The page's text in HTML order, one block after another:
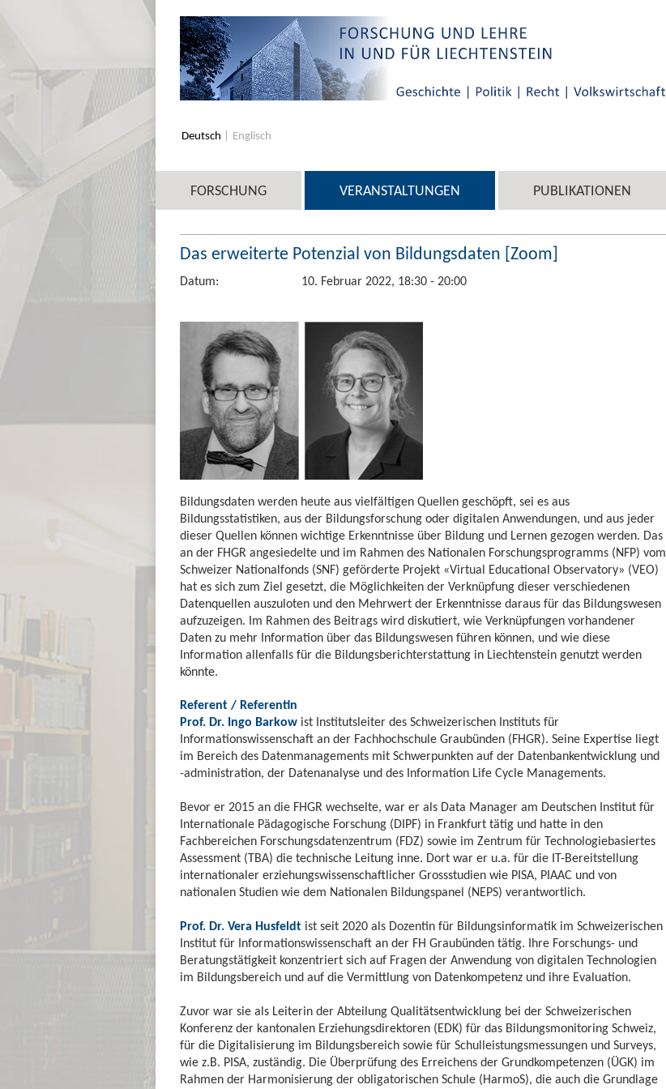
Deutsch Englisch
FORSCHUNG VERANSTALTUNGEN PUBLIKATIONEN
Das erweiterte Potenzial von Bildungsdaten [Zoom]
Datum: 10. Februar 2022, 18:30 - 20:00
Bildungsdaten werden heute aus vielfältigen Quellen geschöpft, sei es aus
Bildungsstatistiken, aus der Bildungsforschung oder digitalen Anwendungen, und aus jeder
dieser Quellen können wichtige Erkenntnisse über Bildung und Lernen gezogen werden. Das
an der FHGR angesiedelte und im Rahmen des Nationalen Forschungsprogramms (NFP) vom
Schweizer Nationalfonds (SNF) geförderte Projekt «Virtual Educational Observatory» (VEO)
hat es sich zum Ziel gesetzt, die Möglichkeiten der Verknüpfung dieser verschiedenen
Datenquellen auszuloten und den Mehrwert der Erkenntnisse daraus für das Bildungswesen
aufzuzeigen. Im Rahmen des Beitrags wird diskutiert, wie Verknüpfungen vorhandener
Daten zu mehr Information über das Bildungswesen führen können, und wie diese
Information allenfalls für die Bildungsberichterstattung in Liechtenstein genutzt werden
könnte.
Referent / Referentin
Prof. Dr. Ingo Barkow ist Institutsleiter des Schweizerischen Instituts für
Informationswissenschaft an der Fachhochschule Graubünden (FHGR). Seine Expertise liegt
im Bereich des Datenmanagements mit Schwerpunkten auf der Datenbankentwicklung und
-administration, der Datenanalyse und des Information Life Cycle Managements.
Bevor er 2015 an die FHGR wechselte, war er als Data Manager am Deutschen Institut für
Internationale Pädagogische Forschung (DIPF) in Frankfurt tätig und hatte in den
Fachbereichen Forschungsdatenzentrum (FDZ) sowie im Zentrum für Technologiebasiertes
Assessment (TBA) die technische Leitung inne. Dort war er u.a. für die IT-Bereitstellung
internationaler erziehungswissenschaftlicher Grossstudien wie PISA, PIAAC und von
nationalen Studien wie dem Nationalen Bildungspanel (NEPS) verantwortlich.
Prof. Dr. Vera Husfeldt ist seit 2020 als Dozentin für Bildungsinformatik im Schweizerischen
Institut für Informationswissenschaft an der FH Graubünden tätig. Ihre Forschungs- und
Beratungstätigkeit konzentriert sich auf Fragen der Anwendung von digitalen Technologien
im Bildungsbereich und auf die Vermittlung von Datenkompetenz und ihre Evaluation.
Zuvor war sie als Leiterin der Abteilung Qualitätsentwicklung bei der Schweizerischen
Konferenz der kantonalen Erziehungsdirektoren (EDK) für das Bildungsmonitoring Schweiz,
für die Digitalisierung im Bildungsbereich sowie für Schulleistungsmessungen und Surveys,
wie z.B. PISA, zuständig. Die Überprüfung des Erreichens der Grundkompetenzen (ÜGK) im
Rahmen der Harmonisierung der obligatorischen Schule (HarmoS), die auch die Grundlage